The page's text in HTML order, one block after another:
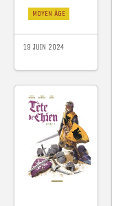
MOYEN ÂGE
19 JUIN 2024